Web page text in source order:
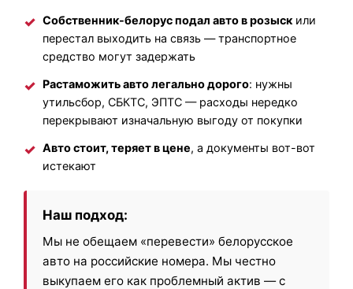
Собственник-белорус подал авто в розыск или
перестал выходить на связь — транспортное
средство могут задержать
Растаможить авто легально дорого: нужны
утильсбор, СБКТС, ЭПТС — расходы нередко
перекрывают изначальную выгоду от покупки
Авто стоит, теряет в цене, а документы вот-вот
истекают
Наш подход:
Мы не обещаем «перевести» белорусское
авто на российские номера. Мы честно
выкупаем его как проблемный актив — с